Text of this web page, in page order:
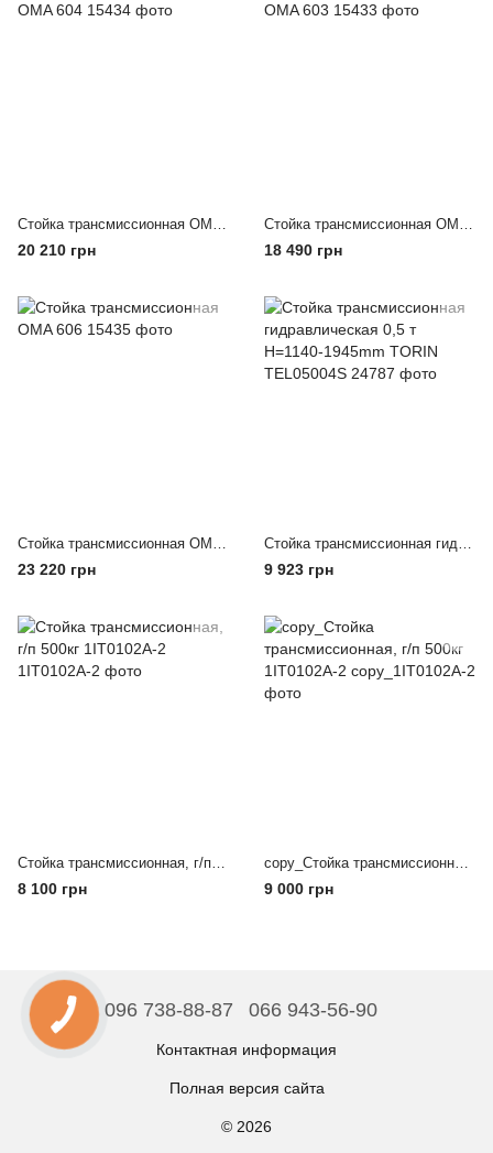
Стойка трансмиссионная OMA 604
20 210 грн
Стойка трансмиссионная OMA 603
18 490 грн
Стойка трансмиссионная OMA 606
23 220 грн
Стойка трансмиссионная гидравлическая 0,5 т Н=1140-1945mm TORIN TEL05004S
9 923 грн
Стойка трансмиссионная, г/п 500кг 1IT0102A-2
8 100 грн
copy_Стойка трансмиссионная, г/п 500кг 1IT0102A-2
9 000 грн
096 738-88-87 066 943-56-90
Контактная информация
Полная версия сайта
© 2026